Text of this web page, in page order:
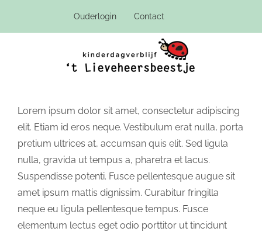
Ouderlogin Contact
Lorem ipsum dolor sit amet, consectetur adipiscing
elit. Etiam id eros neque. Vestibulum erat nulla, porta
pretium ultrices at, accumsan quis elit. Sed ligula
nulla, gravida ut tempus a, pharetra et lacus.
Suspendisse potenti. Fusce pellentesque augue sit
amet ipsum mattis dignissim. Curabitur fringilla
neque eu ligula pellentesque tempus. Fusce
elementum lectus eget odio porttitor ut tincidunt